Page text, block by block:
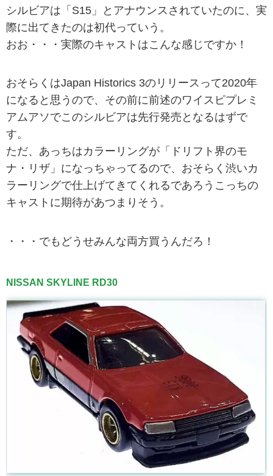
シルビアは「S15」とアナウンスされていたのに、実
際に出てきたのは初代っていう。
おお・・・実際のキャストはこんな感じですか！
おそらくはJapan Historics 3のリリースって2020年
になると思うので、その前に前述のワイスピプレミ
アムアソでこのシルビアは先行発売となるはずで
す。
ただ、あっちはカラーリングが「ドリフト界のモ
ナ・リザ」になっちゃってるので、おそらく渋いカ
ラーリングで仕上げてきてくれるであろうこっちの
キャストに期待があつまりそう。
・・・でもどうせみんな両方買うんだろ！
NISSAN SKYLINE RD30